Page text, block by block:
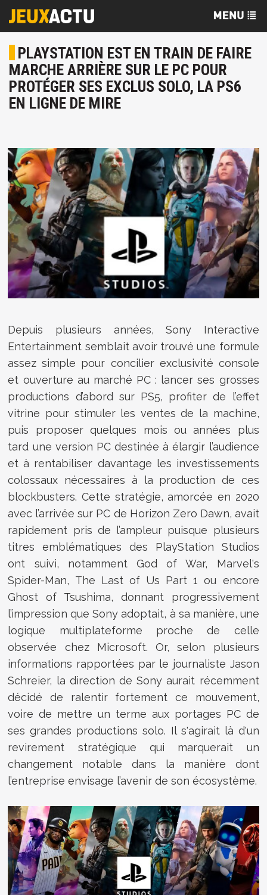
PLAYSTATION EST EN TRAIN DE FAIRE
MARCHE ARRIÈRE SUR LE PC POUR
PROTÉGER SES EXCLUS SOLO, LA PS6
EN LIGNE DE MIRE
Depuis plusieurs années, Sony Interactive
Entertainment semblait avoir trouvé une formule
assez simple pour concilier exclusivité console
et ouverture au marché PC : lancer ses grosses
productions d’abord sur PS5, profiter de l’effet
vitrine pour stimuler les ventes de la machine,
puis proposer quelques mois ou années plus
tard une version PC destinée à élargir l’audience
et à rentabiliser davantage les investissements
colossaux nécessaires à la production de ces
blockbusters. Cette stratégie, amorcée en 2020
avec l’arrivée sur PC de Horizon Zero Dawn, avait
rapidement pris de l’ampleur puisque plusieurs
titres emblématiques des PlayStation Studios
ont suivi, notamment God of War, Marvel's
Spider-Man, The Last of Us Part 1 ou encore
Ghost of Tsushima, donnant progressivement
l’impression que Sony adoptait, à sa manière, une
logique multiplateforme proche de celle
observée chez Microsoft. Or, selon plusieurs
informations rapportées par le journaliste Jason
Schreier, la direction de Sony aurait récemment
décidé de ralentir fortement ce mouvement,
voire de mettre un terme aux portages PC de
ses grandes productions solo. Il s'agirait là d'un
revirement stratégique qui marquerait un
changement notable dans la manière dont
l’entreprise envisage l’avenir de son écosystème.